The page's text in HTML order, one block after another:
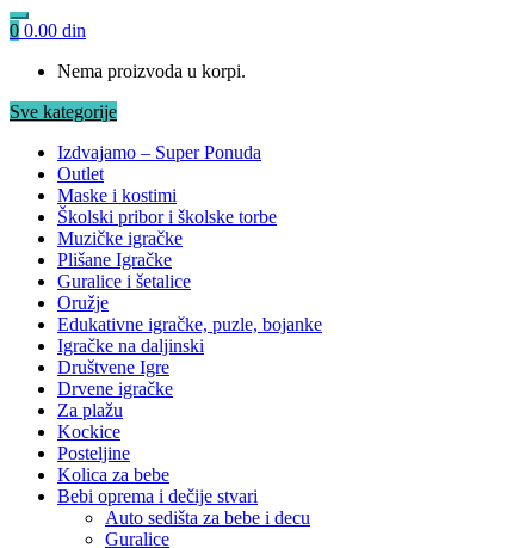
0 0.00 din
Nema proizvoda u korpi.
Sve kategorije
Izdvajamo – Super Ponuda
Outlet
Maske i kostimi
Školski pribor i školske torbe
Muzičke igračke
Plišane Igračke
Guralice i šetalice
Oružje
Edukativne igračke, puzle, bojanke
Igračke na daljinski
Društvene Igre
Drvene igračke
Za plažu
Kockice
Posteljine
Kolica za bebe
Bebi oprema i dečije stvari
Auto sedišta za bebe i decu
Guralice